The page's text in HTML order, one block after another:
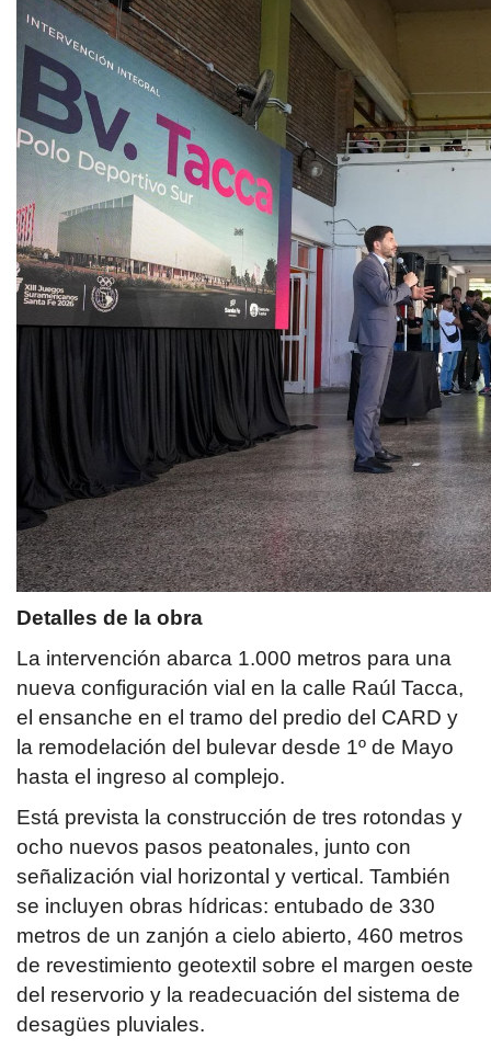
Detalles de la obra
La intervención abarca 1.000 metros para una
nueva configuración vial en la calle Raúl Tacca,
el ensanche en el tramo del predio del CARD y
la remodelación del bulevar desde 1º de Mayo
hasta el ingreso al complejo.
Está prevista la construcción de tres rotondas y
ocho nuevos pasos peatonales, junto con
señalización vial horizontal y vertical. También
se incluyen obras hídricas: entubado de 330
metros de un zanjón a cielo abierto, 460 metros
de revestimiento geotextil sobre el margen oeste
del reservorio y la readecuación del sistema de
desagües pluviales.